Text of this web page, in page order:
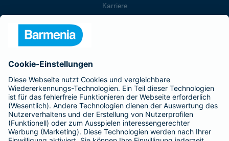
Karriere
Barmenia ist Teil der BarmeniaGothaer
BELIEBTE SEITEN
Kranken-Zusatzversicherung
Tierversicherungen
Haftpflichtversicherung